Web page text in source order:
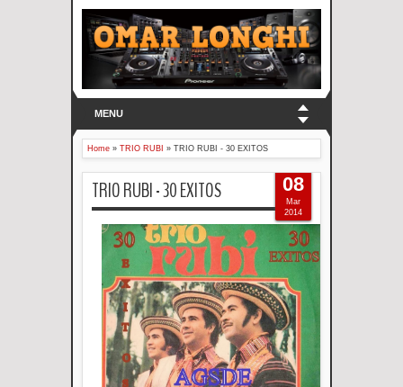
MENU
Home » TRIO RUBI » TRIO RUBI - 30 EXITOS
TRIO RUBI - 30 EXITOS 08
Mar
2014